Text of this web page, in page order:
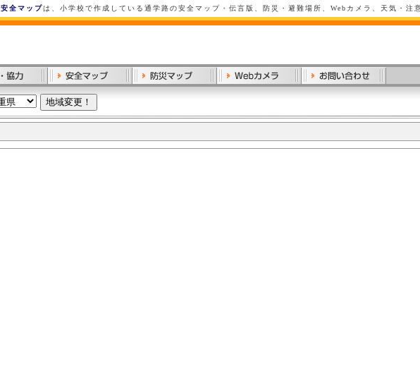
安全マップは、小学校で作成している通学路の安全マップ・伝言版、防災・避難場所、Webカメラ、天気・注